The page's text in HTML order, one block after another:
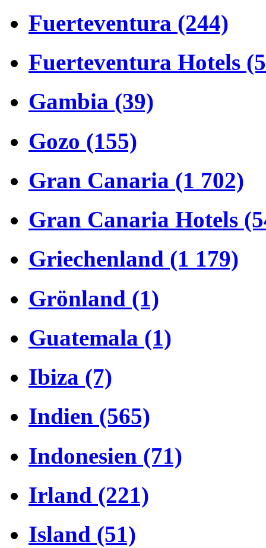
Fuerteventura (244)
Fuerteventura Hotels
Gambia (39)
Gozo (155)
Gran Canaria (1 702)
Gran Canaria Hotels
Griechenland (1 179)
Grönland (1)
Guatemala (1)
Ibiza (7)
Indien (565)
Indonesien (71)
Irland (221)
Island (51)